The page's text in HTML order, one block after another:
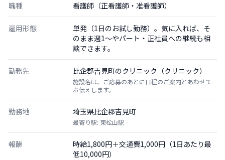
職種 看護師（正看護師・准看護師）
雇用形態
単発（1日のお試し勤務）。気に入れば、そ
のまま週1〜やパート・正社員への継続も相
談できます。
勤務先 比企郡吉見町のクリニック（クリニック）
施設名は、ご応募のあとに日程のご案内とあわせて
お伝えします。
勤務地 埼玉県比企郡吉見町
最寄り駅: 東松山駅
報酬
時給1,800円＋交通費1,000円（1日あたり最
低10,000円）